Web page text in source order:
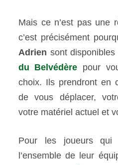
Mais ce n’est pas une
c’est précisément
Adrien sont disponibles
du Belvédère pour
choix. Ils prendront en
de vous déplacer,
votre matériel actuel et
Pour les joueurs qui
l’ensemble de leur